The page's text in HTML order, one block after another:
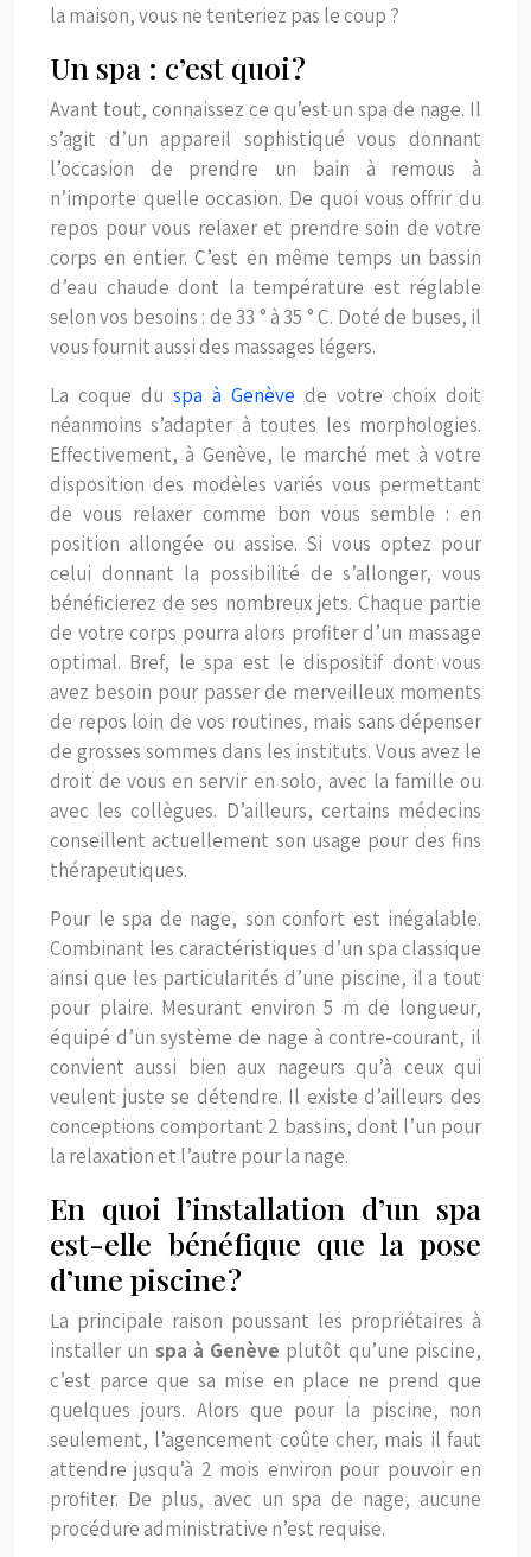
la maison, vous ne tenteriez pas le coup ?
Un spa : c’est quoi ?
Avant tout, connaissez ce qu’est un spa de nage. Il
s’agit d’un appareil sophistiqué vous donnant
l’occasion de prendre un bain à remous à
n’importe quelle occasion. De quoi vous offrir du
repos pour vous relaxer et prendre soin de votre
corps en entier. C’est en même temps un bassin
d’eau chaude dont la température est réglable
selon vos besoins : de 33 ° à 35 ° C. Doté de buses, il
vous fournit aussi des massages légers.
La coque du spa à Genève de votre choix doit
néanmoins s’adapter à toutes les morphologies.
Effectivement, à Genève, le marché met à votre
disposition des modèles variés vous permettant
de vous relaxer comme bon vous semble : en
position allongée ou assise. Si vous optez pour
celui donnant la possibilité de s’allonger, vous
bénéficierez de ses nombreux jets. Chaque partie
de votre corps pourra alors profiter d’un massage
optimal. Bref, le spa est le dispositif dont vous
avez besoin pour passer de merveilleux moments
de repos loin de vos routines, mais sans dépenser
de grosses sommes dans les instituts. Vous avez le
droit de vous en servir en solo, avec la famille ou
avec les collègues. D’ailleurs, certains médecins
conseillent actuellement son usage pour des fins
thérapeutiques.
Pour le spa de nage, son confort est inégalable.
Combinant les caractéristiques d’un spa classique
ainsi que les particularités d’une piscine, il a tout
pour plaire. Mesurant environ 5 m de longueur,
équipé d’un système de nage à contre-courant, il
convient aussi bien aux nageurs qu’à ceux qui
veulent juste se détendre. Il existe d’ailleurs des
conceptions comportant 2 bassins, dont l’un pour
la relaxation et l’autre pour la nage.
En quoi l’installation d’un spa
est-elle bénéfique que la pose
d’une piscine ?
La principale raison poussant les propriétaires à
installer un spa à Genève plutôt qu’une piscine,
c’est parce que sa mise en place ne prend que
quelques jours. Alors que pour la piscine, non
seulement, l’agencement coûte cher, mais il faut
attendre jusqu’à 2 mois environ pour pouvoir en
profiter. De plus, avec un spa de nage, aucune
procédure administrative n’est requise.